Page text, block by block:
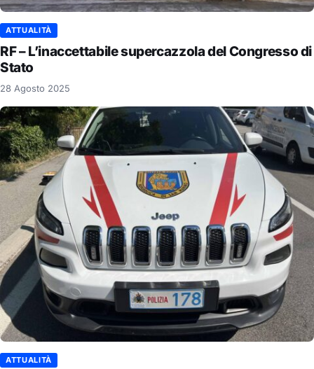
ATTUALITÀ
RF – L’inaccettabile supercazzola del Congresso di
Stato
28 Agosto 2025
ATTUALITÀ